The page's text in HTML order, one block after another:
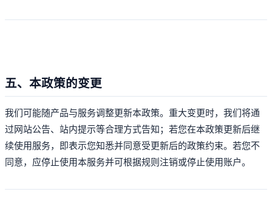
五、本政策的变更
我们可能随产品与服务调整更新本政策。重大变更时，我们将通
过网站公告、站内提示等合理方式告知；若您在本政策更新后继
续使用服务，即表示您知悉并同意受更新后的政策约束。若您不
同意，应停止使用本服务并可根据规则注销或停止使用账户。